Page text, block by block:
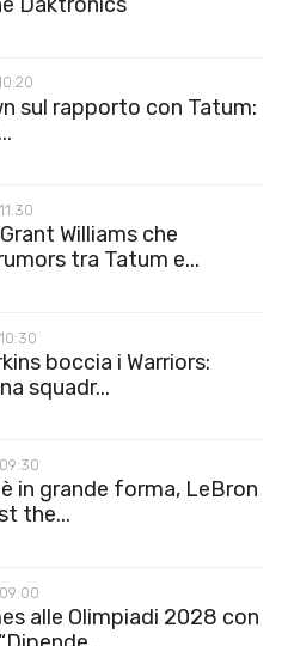
sul rapporto con Tatum:
Williams che
tra Tatum e...
boccia i Warriors:
squadr...
in grande forma, LeBron
the...
alle Olimpiadi 2028 con